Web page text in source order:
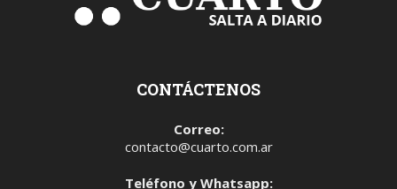
CONTÁCTENOS
Correo:
contacto@cuarto.com.ar
Teléfono y Whatsapp: